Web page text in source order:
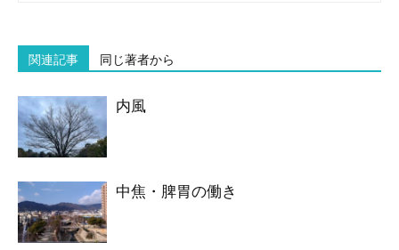
関連記事 同じ著者から
内風
中焦・脾胃の働き